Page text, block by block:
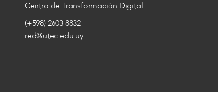
Centro de Transformación Digital
(+598) 2603 8832
red@utec.edu.uy